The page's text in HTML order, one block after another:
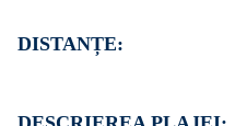
Curățenie o dată la check-
complexului.
DISTANȚE: